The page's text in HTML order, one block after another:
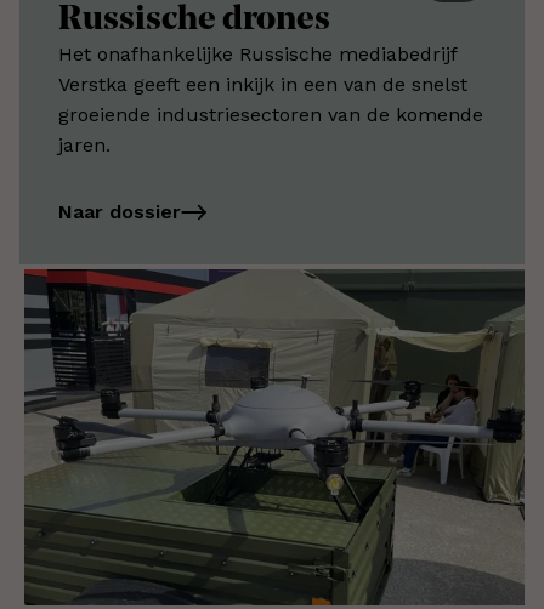
Russische drones
Het onafhankelijke Russische mediabedrijf
Verstka geeft een inkijk in een van de snelst
groeiende industriesectoren van de komende
jaren.
Naar dossier